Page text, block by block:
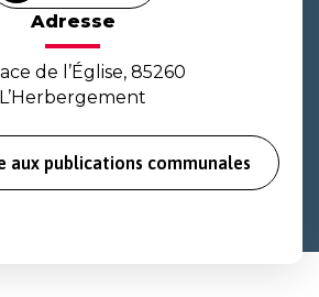
Adresse
de l’Église, 85260
L’Herbergement
aux publications communales